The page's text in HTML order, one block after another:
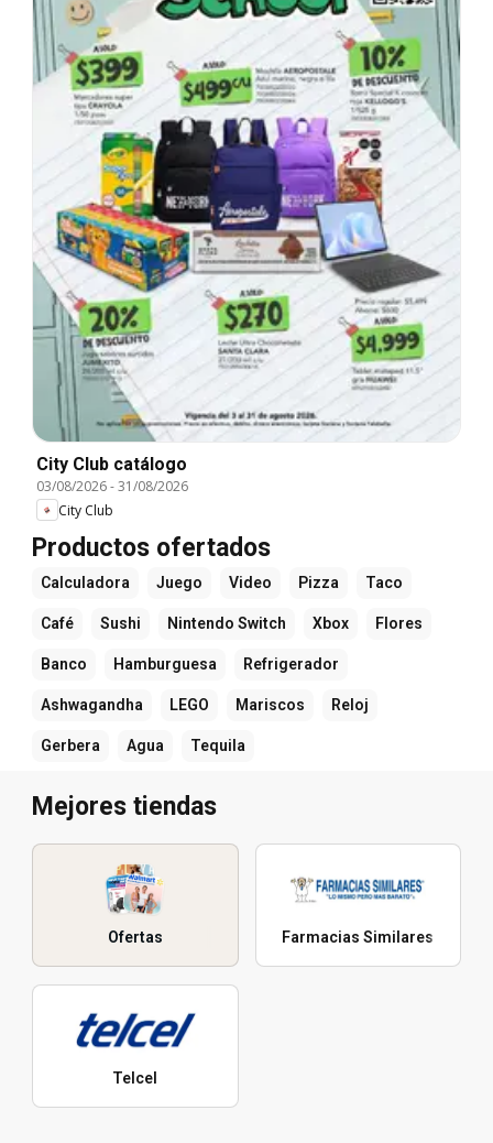
City Club catálogo
03/08/2026-31/08/2026
City Club
Productos ofertados
Calculadora Juego Video Pizza Taco
Café Sushi Nintendo Switch Xbox Flores
Banco Hamburguesa Refrigerador
Ashwagandha LEGO Mariscos Reloj
Gerbera Agua Tequila
Mejores tiendas
Ofertas Farmacias Similares
Telcel